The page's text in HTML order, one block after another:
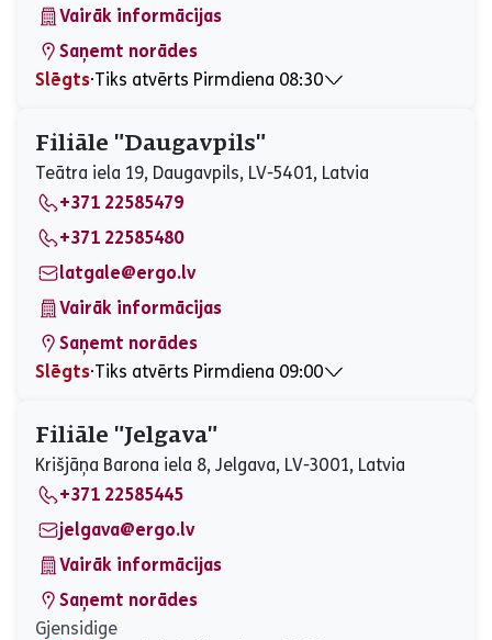
Vairāk informācijas
Saņemt norādes
Slēgts⋅Tiks atvērts Pirmdiena 08:30
Otrdiena
08:30 - 17:00
Trešdiena
08:30 - 17:00
Ceturtdiena
08:30 - 17:00
Piektdiena
08:30 - 17:00
Sestdiena
Slēgts
Svētdiena
Filiāle "Daugavpils"
Teātra iela 19, Daugavpils, LV-5401, Latvia
+371 22585479
+371 22585480
latgale@ergo.lv
Vairāk informācijas
Saņemt norādes
Slēgts⋅Tiks atvērts Pirmdiena 09:00
Otrdiena
09:00 - 17:00
Trešdiena
09:00 - 17:00
Ceturtdiena
09:00 - 17:00
Piektdiena
09:00 - 17:00
Sestdiena
Slēgts
Svētdiena
Slēgts
Filiāle "Jelgava"
Krišjāņa Barona iela 8, Jelgava, LV-3001, Latvia
+371 22585445
jelgava@ergo.lv
Vairāk informācijas
Saņemt norādes
Gjensidige